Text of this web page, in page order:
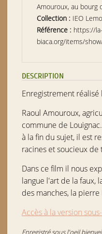
Amouroux, au bourg
Collection : IEO
Référence : https://la-
biaca.org/items/
DESCRIPTION
Enregistrement réalisé
Raoul Amouroux,
commune de
à la fin du sujet, il est
racines et soucieux de
Dans ce film il nous
langue l'art de la faux,
des manches, la
Accès à la version
Enregistré sous l'oeil